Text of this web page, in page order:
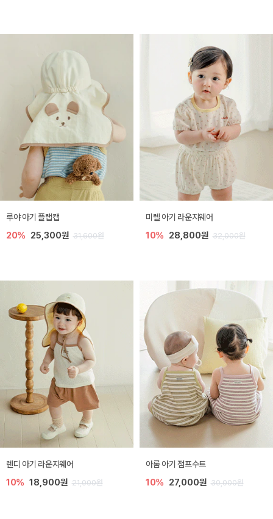
루야 아기 플랩캡
20% 25,300원 31,600원
미렐 아기 라운지웨어
10% 28,800원 32,000원
렌디 아기 라운지웨어
10% 18,900원 21,000원
아롬 아기 점프수트
10% 27,000원 30,000원